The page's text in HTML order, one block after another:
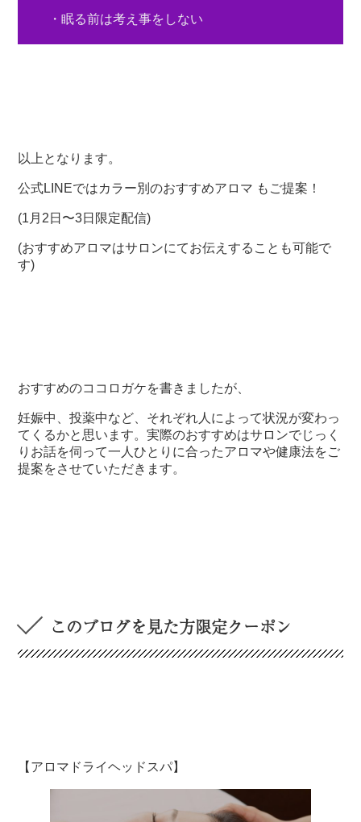
・眠る前は考え事をしない
以上となります。
公式LINEではカラー別のおすすめアロマ もご提案！
(1月2日〜3日限定配信)
(おすすめアロマはサロンにてお伝えすることも可能で
す)
おすすめのココロガケを書きましたが、
妊娠中、投薬中など、それぞれ人によって状況が変わっ
てくるかと思います。実際のおすすめはサロンでじっく
りお話を伺って一人ひとりに合ったアロマや健康法をご
提案をさせていただきます。
このブログを見た方限定クーポン
【アロマドライヘッドスパ】